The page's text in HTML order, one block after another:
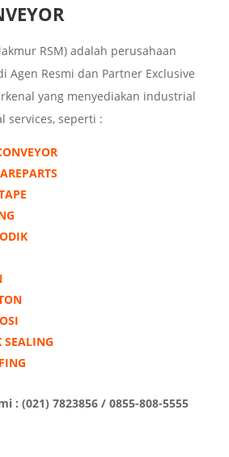
RSM) adalah perusahaan
Agen Resmi dan Partner Exclusive
yang menyediakan industrial
services, seperti :
SEALING
: (021) 7823856 / 0855-808-5555